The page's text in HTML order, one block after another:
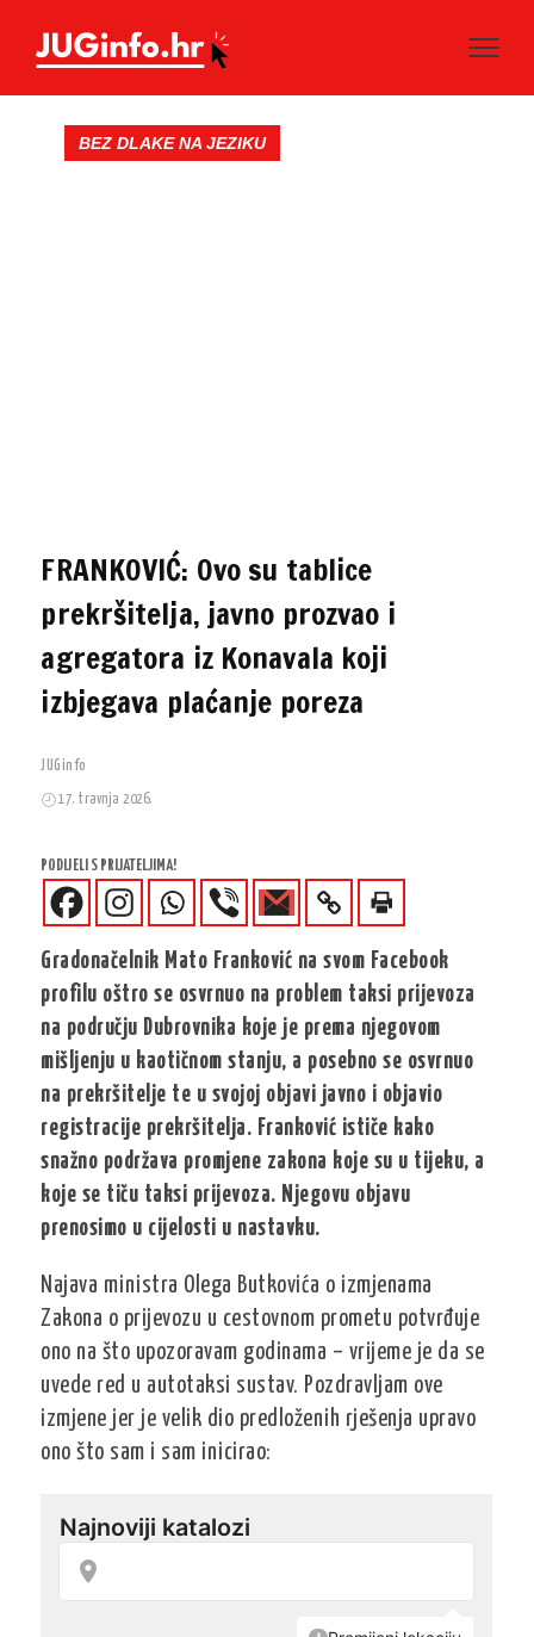
BEZ DLAKE NA JEZIKU
FRANKOVIĆ: Ovo su tablice
prekršitelja, javno prozvao i
agregatora iz Konavala koji
izbjegava plaćanje poreza
JUGinfo
17. travnja 2026.
PODIJELI S PRIJATELJIMA!
Gradonačelnik Mato Franković na svom Facebook
profilu oštro se osvrnuo na problem taksi prijevoza
na području Dubrovnika koje je prema njegovom
mišljenju u kaotičnom stanju, a posebno se osvrnuo
na prekršitelje te u svojoj objavi javno i objavio
registracije prekršitelja. Franković ističe kako
snažno podržava promjene zakona koje su u tijeku, a
koje se tiču taksi prijevoza. Njegovu objavu
prenosimo u cijelosti u nastavku.
Najava ministra Olega Butkovića o izmjenama
Zakona o prijevozu u cestovnom prometu potvrđuje
ono na što upozoravam godinama – vrijeme je da se
uvede red u autotaksi sustav. Pozdravljam ove
izmjene jer je velik dio predloženih rješenja upravo
ono što sam i sam inicirao: